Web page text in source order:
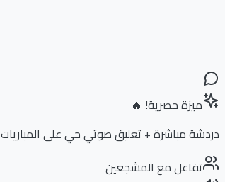
ميزة حصرية! 🔥
دردشة مباشرة + تعليق صوتي حي على المباريات
تفاعل مع المشجعين